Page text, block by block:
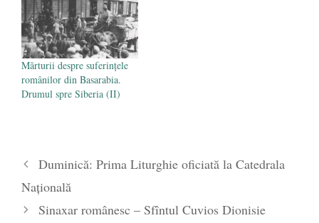
Mărturii despre suferințele
românilor din Basarabia.
Drumul spre Siberia (II)
Duminică: Prima Liturghie oficiată la Catedrala
Națională
Sinaxar românesc – Sfîntul Cuvios Dionisie